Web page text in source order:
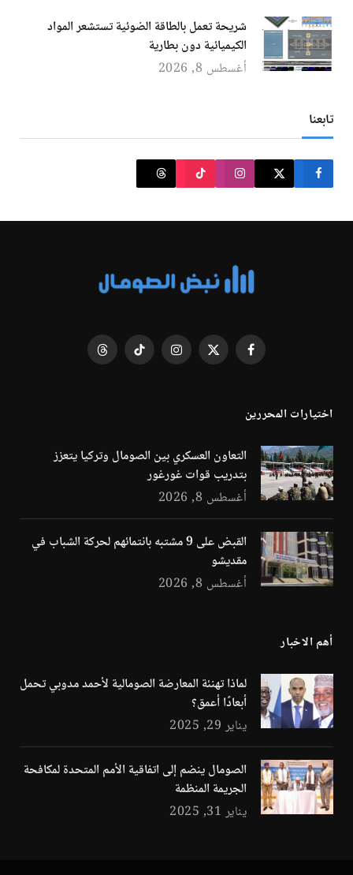
شريحة تعمل بالطاقة الضوئية تستشعر المواد
الكيميائية دون بطارية
أغسطس 8, 2026
تابعنا
فيسبوك X
الانستغرامتيكتوك Threads
اختيارات المحررين
التعاون العسكري بين الصومال وتركيا يتعزز
بتدريب قوات غورغور
أغسطس 8, 2026
القبض على 9 مشتبه بانتمائهم لحركة الشباب في
مقديشو
أغسطس 8, 2026
أهم الاخبار
لماذا تهنئة المعارضة الصومالية لأحمد مدوبي تحمل
أبعادًا أعمق؟
يناير 29, 2025
الصومال ينضم إلى اتفاقية الأمم المتحدة لمكافحة
الجريمة المنظمة
يناير 31, 2025